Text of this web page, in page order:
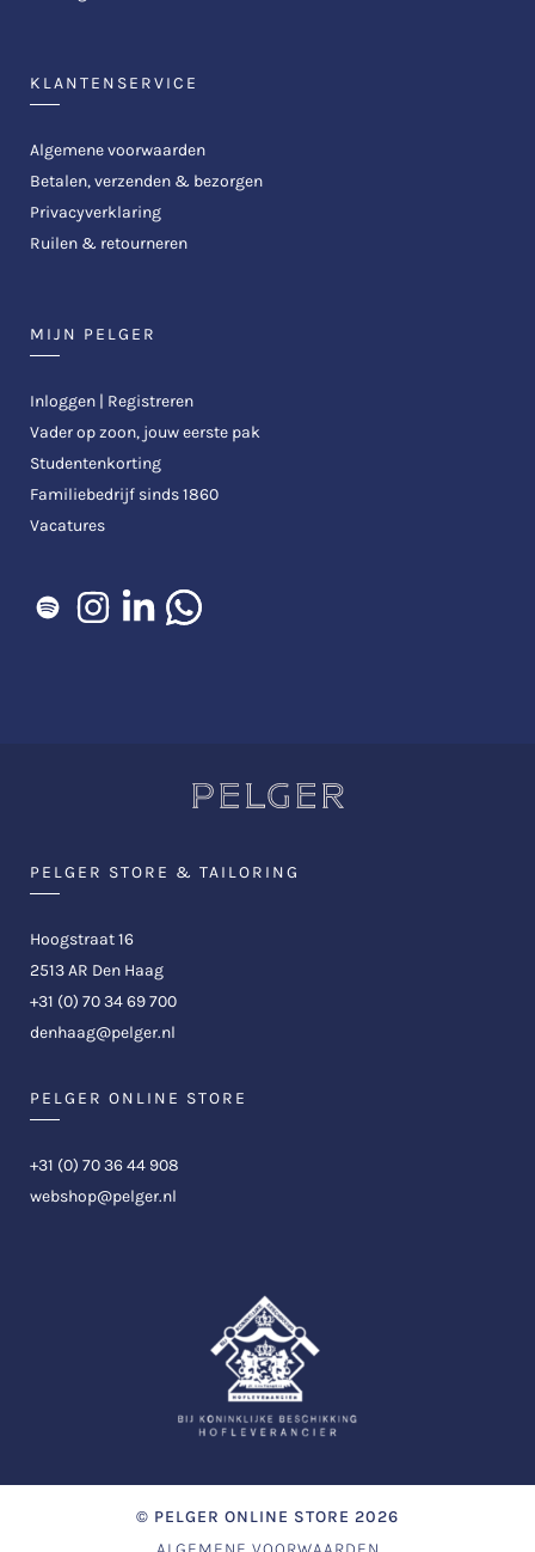
KLANTENSERVICE
Algemene voorwaarden
Betalen, verzenden & bezorgen
Privacyverklaring
Ruilen & retourneren
MIJN PELGER
Inloggen | Registreren
Vader op zoon, jouw eerste pak
Studentenkorting
Familiebedrijf sinds 1860
Vacatures
PELGER STORE & TAILORING
Hoogstraat 16
2513 AR Den Haag
+31 (0) 70 34 69 700
denhaag@pelger.nl
PELGER ONLINE STORE
+31 (0) 70 36 44 908
webshop@pelger.nl
© PELGER ONLINE STORE 2026